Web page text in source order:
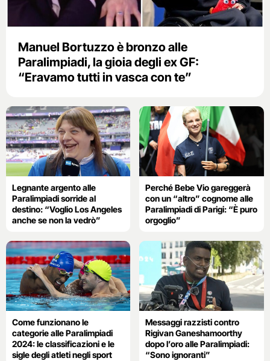
Manuel Bortuzzo è bronzo alle
Paralimpiadi, la gioia degli ex GF:
“Eravamo tutti in vasca con te”
Legnante argento alle
Paralimpiadi sorride al
destino: “Voglio Los Angeles
anche se non la vedrò”
Perché Bebe Vio gareggerà
con un “altro” cognome alle
Paralimpiadi di Parigi: “È puro
orgoglio”
Come funzionano le
categorie alle Paralimpiadi
2024: le classificazioni e le
sigle degli atleti negli sport
Messaggi razzisti contro
Rigivan Ganeshamoorthy
dopo l’oro alle Paralimpiadi:
“Sono ignoranti”